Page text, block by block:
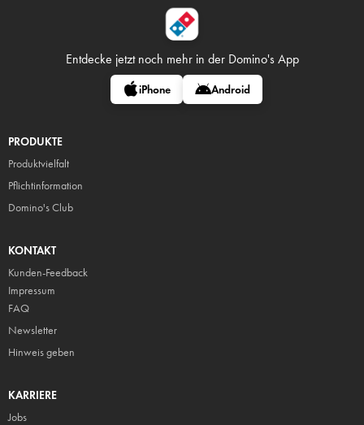
Entdecke jetzt noch mehr in der Domino's App
iPhone Android
PRODUKTE
Produktvielfalt
Pflichtinformation
Domino's Club
KONTAKT
Kunden-Feedback
Impressum
FAQ
Newsletter
Hinweis geben
KARRIERE
Jobs